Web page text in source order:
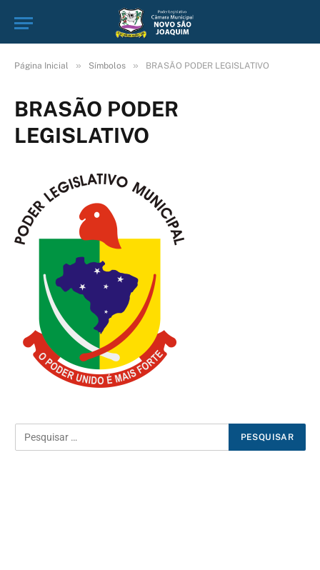
Página Inicial » Símbolos » BRASÃO PODER LEGISLATIVO
BRASÃO PODER
LEGISLATIVO